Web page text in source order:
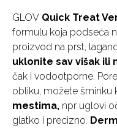
GLOV Quick Treat
formulu koja podseća
proizvod na prst,
uklonite sav višak ili
čak i vodootporne.
obliku, možete šminku
mestima, npr uglovi
glatko i precizno